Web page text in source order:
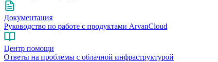
Документация
Руководство по работе с продуктами ArvanCloud
Центр помощи
Ответы на проблемы с облачной инфраструктурой